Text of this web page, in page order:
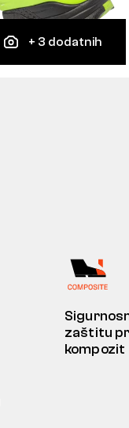
+ 3 dodatnih
zaštitu
kompozit